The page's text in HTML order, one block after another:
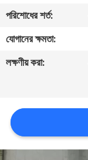
যোগাযোগ
করুন
উদ্ধৃতির
আবেদন
সাইট
পরিশোধের শর্ত:
যোগানের ক্ষমতা:
লক্ষণীয় করা: